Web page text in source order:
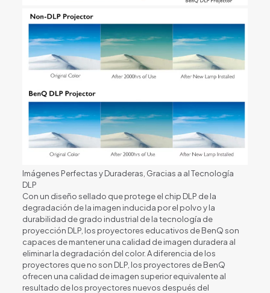
Imágenes Perfectas y Duraderas, Gracias a al Tecnología
DLP
Con un diseño sellado que protege el chip DLP de la
degradación de la imagen inducida por el polvo y la
durabilidad de grado industrial de la tecnología de
proyección DLP, los proyectores educativos de BenQ son
capaces de mantener una calidad de imagen duradera al
eliminar la degradación del color. A diferencia de los
proyectores que no son DLP, los proyectores de BenQ
ofrecen una calidad de imagen superior equivalente al
resultado de los proyectores nuevos después del